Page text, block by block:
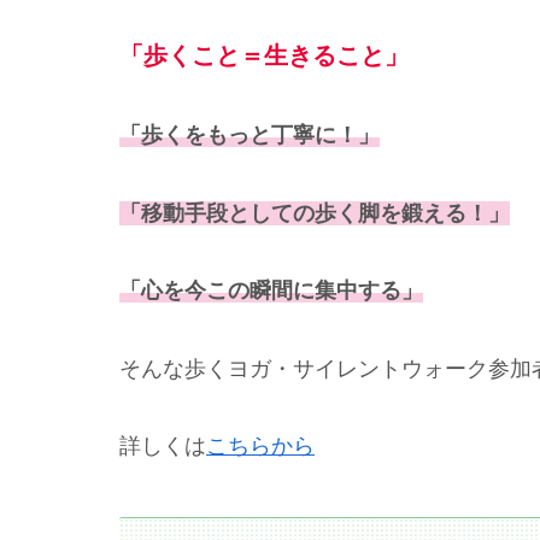
「歩くこと＝生きること」
「歩くをもっと丁寧に！」
「移動手段としての歩く脚を鍛える！」
「心を今この瞬間に集中する」
そんな歩くヨガ・サイレントウォーク参加
詳しくはこちらから